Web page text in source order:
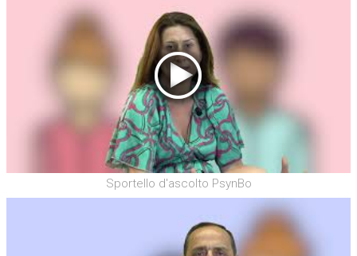
Sportello d'ascolto PsynBo